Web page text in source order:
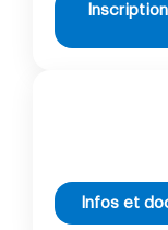
Infos et